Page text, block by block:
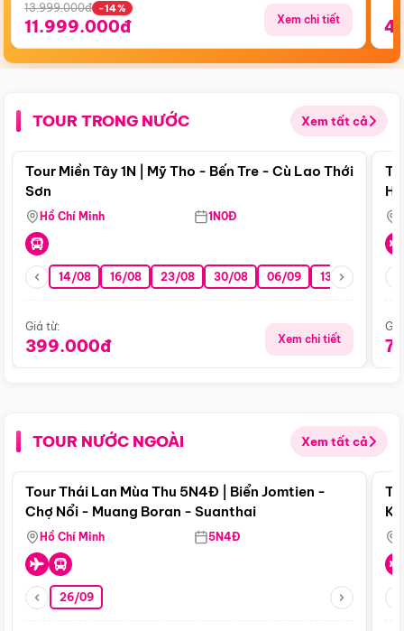
13.999.000đ -14%
11.999.000đ Xem chi tiết
TOUR TRONG NƯỚC Xem tất cả
Điểm nổi bật
Tour Miền Tây 1N | Mỹ Tho - Bến Tre - Cù Lao Thới
Sơn
Hồ Chí Minh 1N0Đ
14/08 16/08 23/08 30/08 06/09 13/09 20/09
Giá từ:
399.000đ Xem chi tiết
TOUR NƯỚC NGOÀI Xem tất cả
Điểm nổi bật
Tour Thái Lan Mùa Thu 5N4Đ | Biển Jomtien -
Chợ Nổi - Muang Boran - Suanthai
Hồ Chí Minh 5N4Đ
26/09